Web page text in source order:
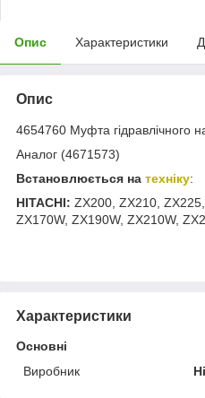
Опис Характеристики
Опис
4654760 Муфта гідравлічного
Аналог (4671573)
Встановлюється на техніку:
HITACHI: ZX200, ZX210,
ZX170W, ZX190W, ZX210W,
Характеристики
Основні
Виробник